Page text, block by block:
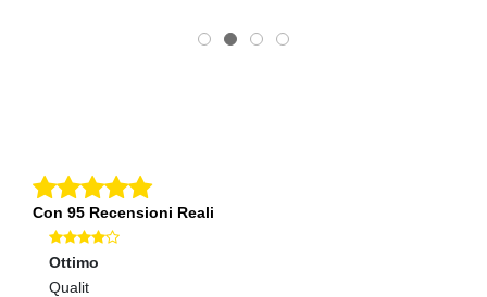
Con 95 Recensioni Reali
Ottimo
Qualit